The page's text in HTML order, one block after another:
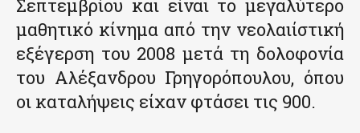
Σεπτεμβρίου και είναι το μεγαλύτερο
μαθητικό κίνημα από την νεολαιίστική
εξέγερση του 2008 μετά τη δολοφονία
του Αλέξανδρου Γρηγορόπουλου, όπου
οι καταλήψεις είχαν φτάσει τις 900.